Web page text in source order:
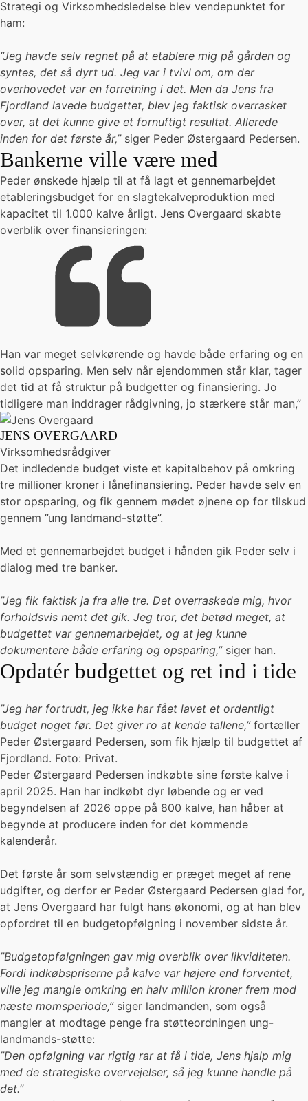
Strategi og Virksomhedsledelse blev vendepunktet for
ham:
”Jeg havde selv regnet på at etablere mig på gården og
syntes, det så dyrt ud. Jeg var i tvivl om, om der
overhovedet var en forretning i det. Men da Jens fra
Fjordland lavede budgettet, blev jeg faktisk overrasket
over, at det kunne give et fornuftigt resultat. Allerede
inden for det første år,” siger Peder Østergaard Pedersen.
Bankerne ville være med
Peder ønskede hjælp til at få lagt et gennemarbejdet
etableringsbudget for en slagtekalveproduktion med
kapacitet til 1.000 kalve årligt. Jens Overgaard skabte
overblik over finansieringen:
Han var meget selvkørende og havde både erfaring og en
solid opsparing. Men selv når ejendommen står klar, tager
det tid at få struktur på budgetter og finansiering. Jo
tidligere man inddrager rådgivning, jo stærkere står man,”
JENS OVERGAARD
Virksomhedsrådgiver
Det indledende budget viste et kapitalbehov på omkring
tre millioner kroner i lånefinansiering. Peder havde selv en
stor opsparing, og fik gennem mødet øjnene op for tilskud
gennem ”ung landmand-støtte”.
Med et gennemarbejdet budget i hånden gik Peder selv i
dialog med tre banker.
”Jeg fik faktisk ja fra alle tre. Det overraskede mig, hvor
forholdsvis nemt det gik. Jeg tror, det betød meget, at
budgettet var gennemarbejdet, og at jeg kunne
dokumentere både erfaring og opsparing,” siger han.
Opdatér budgettet og ret ind i tide
”Jeg har fortrudt, jeg ikke har fået lavet et ordentligt
budget noget før. Det giver ro at kende tallene,”fortæller
Peder Østergaard Pedersen, som fik hjælp til budgettet af
Fjordland. Foto: Privat.
Peder Østergaard Pedersen indkøbte sine første kalve i
april 2025. Han har indkøbt dyr løbende og er ved
begyndelsen af 2026 oppe på 800 kalve, han håber at
begynde at producere inden for det kommende
kalenderår.
Det første år som selvstændig er præget meget af rene
udgifter, og derfor er Peder Østergaard Pedersen glad for,
at Jens Overgaard har fulgt hans økonomi, og at han blev
opfordret til en budgetopfølgning i november sidste år.
”Budgetopfølgningen gav mig overblik over likviditeten.
Fordi indkøbspriserne på kalve var højere end forventet,
ville jeg mangle omkring en halv million kroner frem mod
næste momsperiode,” siger landmanden, som også
mangler at modtage penge fra støtteordningen ung-
landmands-støtte:
”Den opfølgning var rigtig rar at få i tide, Jens hjalp mig
med de strategiske overvejelser, så jeg kunne handle på
det.”